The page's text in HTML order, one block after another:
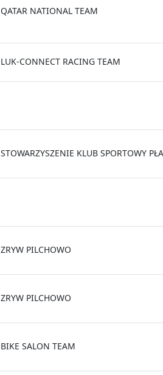
QATAR NATIONAL TEAM
LUK-CONNECT RACING TEAM
STOWARZYSZENIE KLUB SPORTOWY
ZRYW PILCHOWO
ZRYW PILCHOWO
BIKE SALON TEAM